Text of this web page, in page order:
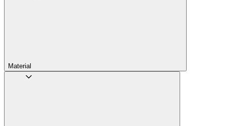
Material